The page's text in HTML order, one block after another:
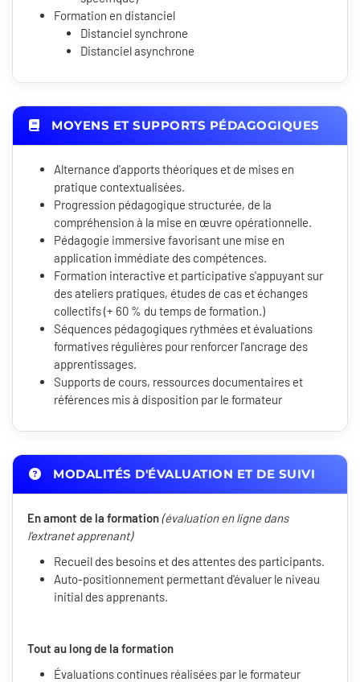
Formation en distanciel
Distanciel synchrone
Distanciel asynchrone
MOYENS ET SUPPORTS PÉDAGOGIQUES
Alternance d'apports théoriques et de mises en
pratique contextualisées.
Progression pédagogique structurée, de la
compréhension à la mise en œuvre opérationnelle.
Pédagogie immersive favorisant une mise en
application immédiate des compétences.
Formation interactive et participative s'appuyant sur
des ateliers pratiques, études de cas et échanges
collectifs (+ 60 % du temps de formation.)
Séquences pédagogiques rythmées et évaluations
formatives régulières pour renforcer l'ancrage des
apprentissages.
Supports de cours, ressources documentaires et
références mis à disposition par le formateur
MODALITÉS D'ÉVALUATION ET DE SUIVI
En amont de la formation(évaluation en ligne dans
l'extranet apprenant)
Recueil des besoins et des attentes des participants.
Auto-positionnement permettant d'évaluer le niveau
initial des apprenants.
Tout au long de la formation
Évaluations continues réalisées par le formateur